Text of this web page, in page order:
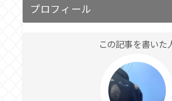
プロフィール
この記事を書いた